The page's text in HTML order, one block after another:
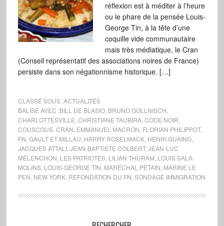
réflexion est à méditer à l’heure
ou le phare de la pensée Louis-
George Tin, à la tête d’une
coquille vide communautaire
mais très médiatique, le Cran
(Conseil représentatif des associations noires de France)
persiste dans son négationnisme historique. […]
CLASSÉ SOUS :ACTUALITÉS
BALISÉ AVEC :BILL DE BLASIO, BRUNO GOLLNISCH
CHARLOTTESVILLE CHRISTIANE TAUBIRA, CODE NOIR
COUSCOUS, CRAN EMMANUEL MACRON FLORIAN PHILIPPOT,
FN GAULT ET MILLAU HARRY ROSELMACK, HENRI GUAINO,
JACQUES ATTALI, JEAN-BAPTISTE COLBERT, JEAN-LUC
MÉLENCHON LES PATRIOTES, LILIAN THURAM LOUIS SALA-
MOLINS, LOUIS-GEORGE TIN MARÉCHAL PÉTAIN MARINE LE
PEN NEW YORK, REFONDATION DU FN SONDAGE IMMIGRATION